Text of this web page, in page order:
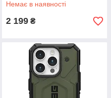
Немає в наявності
2 199 ₴